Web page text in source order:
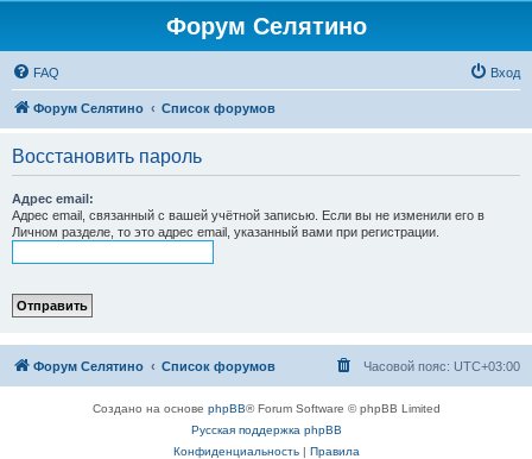
Форум Селятино
FAQ Вход
Форум Селятино Список форумов
Восстановить пароль
Адрес email:
Адрес email, связанный с вашей учётной записью. Если вы не изменили его в
Личном разделе, то это адрес email, указанный вами при регистрации.
Форум Селятино Список форумов Часовой пояс: UTC+03:00
Создано на основе phpBB® Forum Software © phpBB Limited
Русская поддержка phpBB
Конфиденциальность| Правила